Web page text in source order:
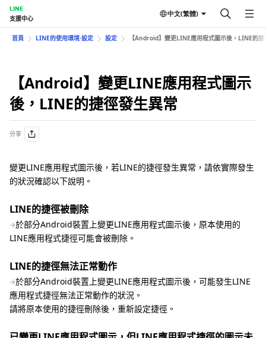
LINE
支援中心
中文(繁體)
首頁 LINE的使用環境⋅設定 設定 【Android】變更LINE應用程式圖示後，LINE的捷
【Android】變更LINE應用程式圖示
後，LINE的捷徑發生異常
分享
變更LINE應用程式圖示後，若LINE的捷徑發生異常，請依實際發生
的狀況確認以下說明。
LINE的捷徑被刪除
於部分Android裝置上變更LINE應用程式圖示後，原本使用的
LINE應用程式捷徑可能會被刪除。
LINE的捷徑無法正常動作
於部分Android裝置上變更LINE應用程式圖示後，可能發生LINE
應用程式捷徑無法正常動作的狀況。
請將原本使用的捷徑刪除後，重新設定捷徑。